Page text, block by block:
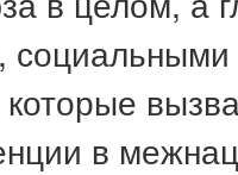
в